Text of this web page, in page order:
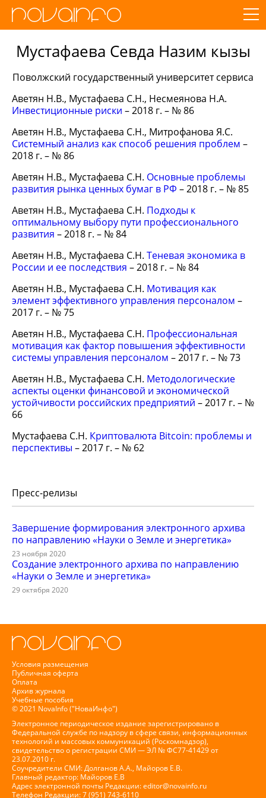
Мустафаева Севда Назим кызы
Поволжский государственный университет сервиса
Аветян Н.В., Мустафаева С.Н., Несмеянова Н.А.
Инвестиционные риски – 2018 г. – № 86
Аветян Н.В., Мустафаева С.Н., Митрофанова Я.С.
Системный анализ как способ решения проблем –
2018 г. – № 86
Аветян Н.В., Мустафаева С.Н. Основные проблемы
развития рынка ценных бумаг в РФ – 2018 г. – № 85
Аветян Н.В., Мустафаева С.Н. Подходы к
оптимальному выбору пути профессионального
развития – 2018 г. – № 84
Аветян Н.В., Мустафаева С.Н. Теневая экономика в
Росcии и ее последствия – 2018 г. – № 84
Аветян Н.В., Мустафаева С.Н. Мотивация как
элемент эффективного управления персоналом –
2017 г. – № 75
Аветян Н.В., Мустафаева С.Н. Профессиональная
мотивация как фактор повышения эффективности
системы управления персоналом – 2017 г. – № 73
Аветян Н.В., Мустафаева С.Н. Методологические
аспекты оценки финансовой и экономической
устойчивости российских предприятий – 2017 г. – №
66
Мустафаева С.Н. Криптовалюта Bitcoin: проблемы и
перспективы – 2017 г. – № 62
Пресс-релизы
Завершение формирования электронного архива
по направлению «Науки о Земле и энергетика»
23 ноября 2020
Создание электронного архива по направлению
«Науки о Земле и энергетика»
29 октября 2020
Условия размещения
Публичная оферта
Оплата
Архив журнала
Учебные пособия
© 2021 NovaInfo ("НоваИнфо")
Электронное периодическое издание зарегистрировано в
Федеральной службе по надзору в сфере связи, информационных
технологий и массовых коммуникаций (Роскомнадзор),
свидетельство о регистрации СМИ — ЭЛ № ФС77-41429 от
23.07.2010 г.
Соучредители СМИ: Долганов А.А., Майоров Е.В.
Главный редактор: Майоров Е.В
Адрес электронной почты Редакции:editor@novainfo.ru
Телефон Редакции: 7 (951) 743-6110